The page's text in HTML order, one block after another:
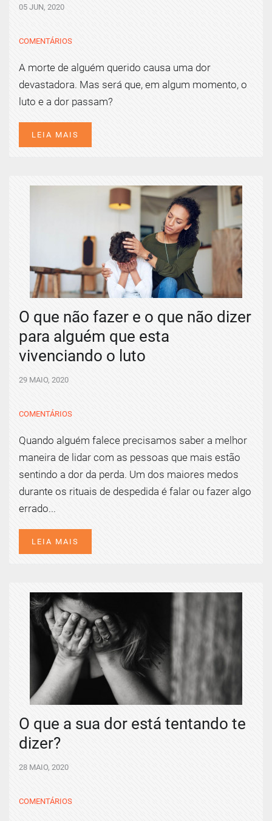
05 JUN, 2020
COMENTÁRIOS
A morte de alguém querido causa uma dor
devastadora. Mas será que, em algum momento, o
luto e a dor passam?
LEIA MAIS
O que não fazer e o que não dizer
para alguém que esta
vivenciando o luto
29 MAIO, 2020
COMENTÁRIOS
Quando alguém falece precisamos saber a melhor
maneira de lidar com as pessoas que mais estão
sentindo a dor da perda. Um dos maiores medos
durante os rituais de despedida é falar ou fazer algo
errado...
LEIA MAIS
O que a sua dor está tentando te
dizer?
28 MAIO, 2020
COMENTÁRIOS